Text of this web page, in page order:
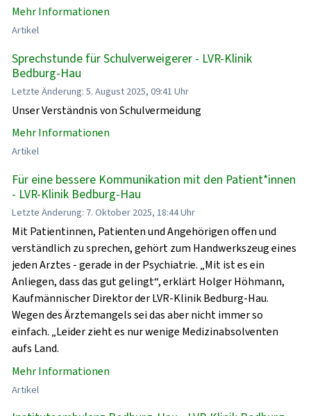
Mehr Informationen
Artikel
Sprechstunde für Schulverweigerer - LVR-Klinik
Bedburg-Hau
Letzte Änderung: 5. August 2025, 09:41 Uhr
Unser Verständnis von Schulvermeidung
Mehr Informationen
Artikel
Für eine bessere Kommunikation mit den Patient*innen
- LVR-Klinik Bedburg-Hau
Letzte Änderung: 7. Oktober 2025, 18:44 Uhr
Mit Patientinnen, Patienten und Angehörigen offen und
verständlich zu sprechen, gehört zum Handwerkszeug eines
jeden Arztes - gerade in der Psychiatrie. „Mit ist es ein
Anliegen, dass das gut gelingt“, erklärt Holger Höhmann,
Kaufmännischer Direktor der LVR-Klinik Bedburg-Hau.
Wegen des Ärztemangels sei das aber nicht immer so
einfach. „Leider zieht es nur wenige Medizinabsolventen
aufs Land.
Mehr Informationen
Artikel